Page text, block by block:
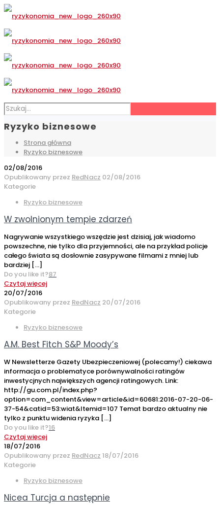
Ryzyko biznesowe
Strona główna
Ryzyko biznesowe
02/08/2016
Opublikowany przez RedNacz 02/08/2016
Kategorie
Ryzyko biznesowe
W zwolnionym tempie zdarzeń
Nagrywanie wszystkiego wszędzie jest dzisiaj, jak wiadomo
powszechne, nie tylko dla przyjemności, ale na przykład policje
całego świata są dosłownie zasypywane filmami z mniej lub
bardziej […]
Do you like it?87
Czytaj więcej
20/07/2016
Opublikowany przez RedNacz 20/07/2016
Kategorie
Ryzyko biznesowe
A.M. Best Fitch S&P Moody’s
W Newsletterze Gazety Ubezpieczeniowej (polecamy!) ciekawa
informacja o problematyce porównywalności ratingów
inwestycjnych największych agencji ratingowych. Link:
http://gu.com.pl/index.php?
option=com_content&view=article&id=60681:2016-07-20-06-
37-54&catid=53:wiat&Itemid=107 Temat bardzo aktualny nie
tylko z punktu widenia ryzyka […]
Do you like it?16
Czytaj więcej
18/07/2016
Opublikowany przez RedNacz 18/07/2016
Kategorie
Ryzyko biznesowe
Nicea Turcja a następnie